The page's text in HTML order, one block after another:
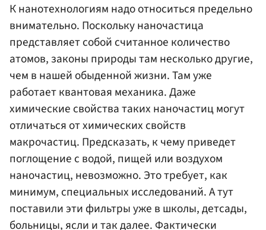
К нанотехнологиям надо относиться предельно
внимательно. Поскольку наночастица
представляет собой считанное количество
атомов, законы природы там несколько другие,
чем в нашей обыденной жизни. Там уже
работает квантовая механика. Даже
химические свойства таких наночастиц могут
отличаться от химических свойств
макрочастиц. Предсказать, к чему приведет
поглощение с водой, пищей или воздухом
наночастиц, невозможно. Это требует, как
минимум, специальных исследований. А тут
поставили эти фильтры уже в школы, детсады,
больницы, ясли и так далее. Фактически